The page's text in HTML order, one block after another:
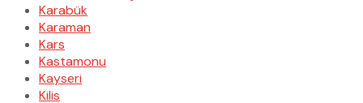
Karabük
Karaman
Kars
Kastamonu
Kayseri
Kilis